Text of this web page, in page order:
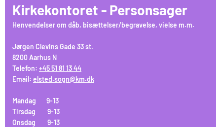
Kirkekontoret - Personsager
Henvendelser om dåb, bisættelser/begravelse, vielse m.m.
Jørgen Clevins Gade 33 st.
8200 Aarhus N
Telefon: +45 51 81 13 44
Email: elsted.sogn@km.dk
Mandag 9-13
Tirsdag 9-13
Onsdag 9-13